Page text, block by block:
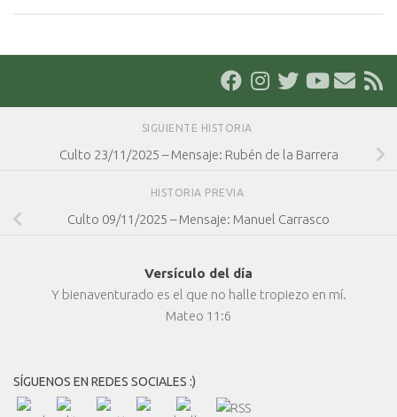
SIGUIENTE HISTORIA
Culto 23/11/2025 – Mensaje: Rubén de la Barrera
HISTORIA PREVIA
Culto 09/11/2025 – Mensaje: Manuel Carrasco
Versículo del día
Y bienaventurado es el que no halle tropiezo en mí.
Mateo 11:6
SÍGUENOS EN REDES SOCIALES :)